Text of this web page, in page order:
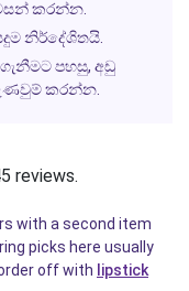
කරන්න.
නිර්දේශිතයි.
පහසු, අඩු
කරන්න.
reviews.
with a second item
picks here usually
off with lipstick